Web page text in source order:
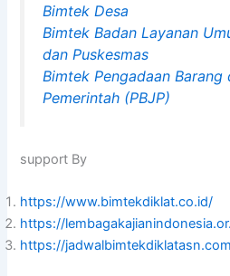
Bimtek Desa
Bimtek Badan Layanan
dan Puskesmas
Bimtek Pengadaan Barang
Pemerintah (PBJP)
support By
https://www.bimtekdiklat.co.id/
https://
https://